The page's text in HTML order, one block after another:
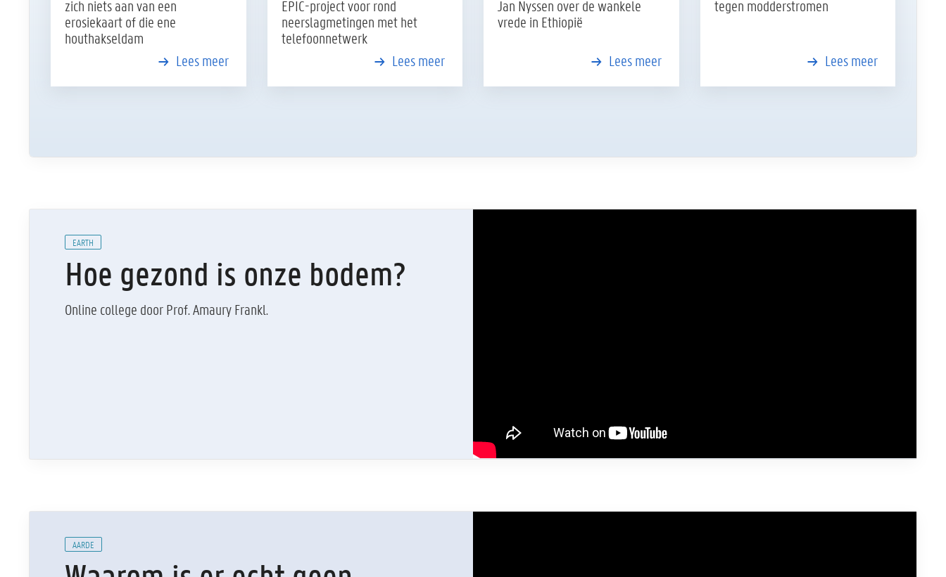
zich niets aan van een
erosiekaart of die ene
houthakseldam
Lees meer
EPIC-project voor rond
neerslagmetingen met het
telefoonnetwerk
Lees meer
Jan Nyssen over de wankele
vrede in Ethiopië
Lees meer
tegen modderstromen
Lees meer
EARTH
Hoe gezond is onze bodem?
Online college door Prof. Amaury Frankl.
AARDE